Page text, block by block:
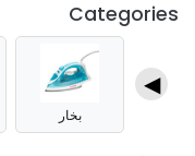
Categories
◀
بخار